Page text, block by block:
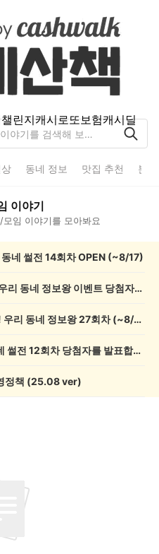
린지캐시로또보험캐시딜
동네 정보 맛집 추천 분
이야기
모임 이야기를 모아봐요
네 썰전 14회차 OPEN (~8/17)
💰[당첨자 발표] 26회차 우리 동네 정보왕 이벤트 당첨자를 발표합니다!
💸 전원 2,000캐시 지급! 우리 동네 정보왕 27회차 (~8/10)
💰[당첨자 발표] 우리 동네 썰전 12회차 당첨자를 발표합니다!
정책 (25.08 ver)